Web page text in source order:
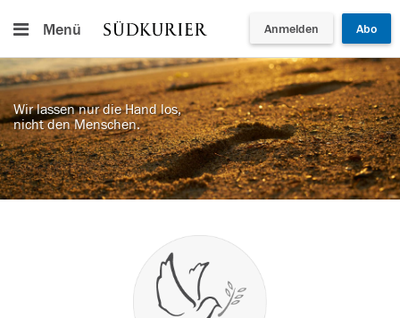
Menü Anmelden Abo
Wir lassen nur die Hand los,
nicht den Menschen.